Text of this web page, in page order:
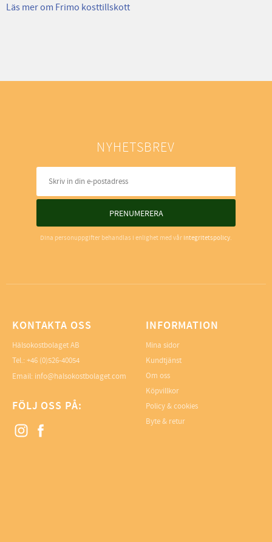
Läs mer om Frimo kosttillskott
NYHETSBREV
PRENUMERERA
Dina personuppgifter behandlas i enlighet med vår integritetspolicy.
KONTAKTA OSS
Hälsokostbolaget AB
Tel.: +46 (0)526-40054
Email: info@halsokostbolaget.com
FÖLJ OSS PÅ:
INFORMATION
Mina sidor
Kundtjänst
Om oss
Köpvillkor
Policy & cookies
Byte & retur